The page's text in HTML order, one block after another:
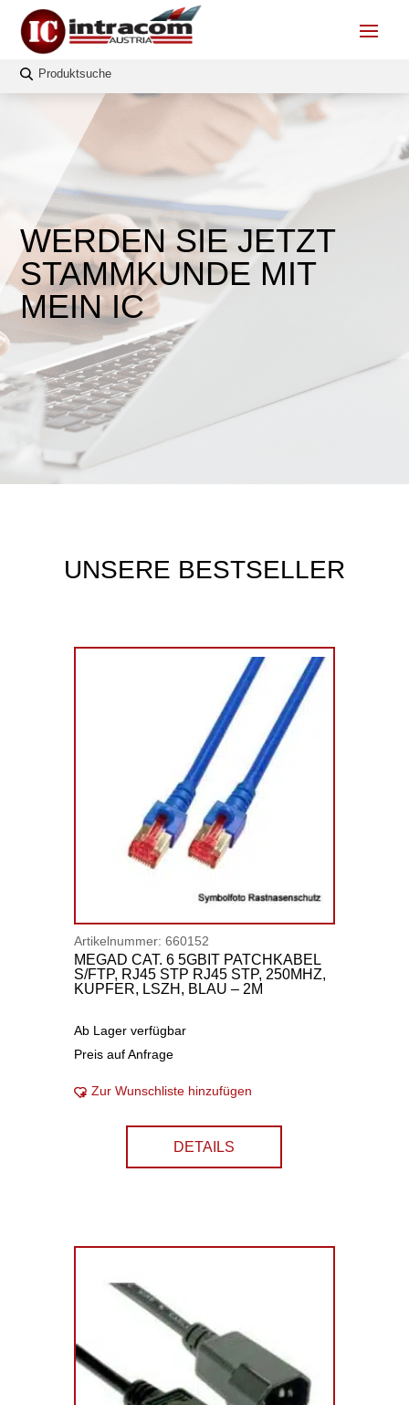
WERDEN SIE JETZT
STAMMKUNDE MIT
MEIN IC
UNSERE BESTSELLER
Artikelnummer: 660152
MEGAD CAT. 6 5GBIT PATCHKABEL
S/FTP, RJ45 STP RJ45 STP, 250MHZ,
KUPFER, LSZH, BLAU – 2M
Ab Lager verfügbar
Preis auf Anfrage
Zur Wunschliste hinzufügen
DETAILS